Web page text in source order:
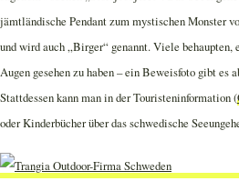
jämtländische Pendant zum mystischen Monster
und wird auch „Birger“ genannt. Viele behaupten,
Augen gesehen zu haben – ein Beweisfoto gibt es
Stattdessen kann man in der Touristeninformation (
oder Kinderbücher über das schwedische